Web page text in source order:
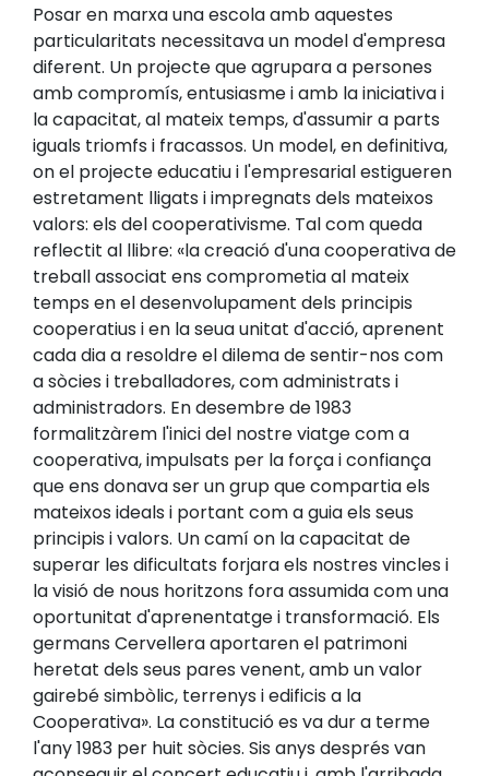
Posar en marxa una escola amb aquestes
particularitats necessitava un model d'empresa
diferent. Un projecte que agrupara a persones
amb compromís, entusiasme i amb la iniciativa i
la capacitat, al mateix temps, d'assumir a parts
iguals triomfs i fracassos. Un model, en definitiva,
on el projecte educatiu i l'empresarial estigueren
estretament lligats i impregnats dels mateixos
valors: els del cooperativisme. Tal com queda
reflectit al llibre: «la creació d'una cooperativa de
treball associat ens comprometia al mateix
temps en el desenvolupament dels principis
cooperatius i en la seua unitat d'acció, aprenent
cada dia a resoldre el dilema de sentir-nos com
a sòcies i treballadores, com administrats i
administradors. En desembre de 1983
formalitzàrem l'inici del nostre viatge com a
cooperativa, impulsats per la força i confiança
que ens donava ser un grup que compartia els
mateixos ideals i portant com a guia els seus
principis i valors. Un camí on la capacitat de
superar les dificultats forjara els nostres vincles i
la visió de nous horitzons fora assumida com una
oportunitat d'aprenentatge i transformació. Els
germans Cervellera aportaren el patrimoni
heretat dels seus pares venent, amb un valor
gairebé simbòlic, terrenys i edificis a la
Cooperativa». La constitució es va dur a terme
l'any 1983 per huit sòcies. Sis anys després van